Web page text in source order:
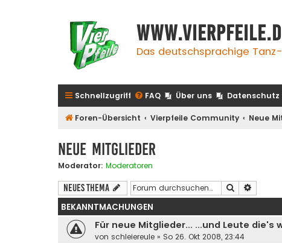
Das deutschsprachige
Schnellzugriff FAQ Über uns Datenschutz
Foren-Übersicht Vierpfeile Community Neue
Neue Mitglieder
Moderator: Moderatoren
Neues Thema Suche
BEKANNTMACHUNGEN
Für neue Mitglieder... ...und Leute die's
von schleiereule » So 26. Okt 2008, 23:44